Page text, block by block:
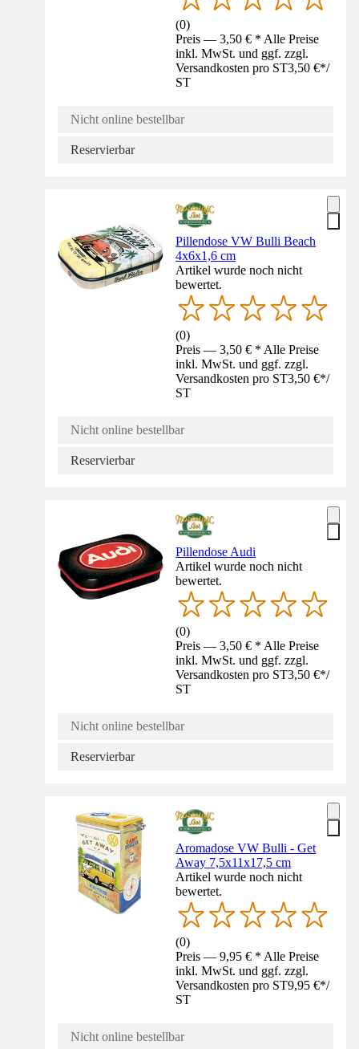
(0)
Preis — 3,50 € * Alle Preise
inkl. MwSt. und ggf. zzgl.
Versandkosten pro ST3,50 €*/
ST
Nicht online bestellbar
Reservierbar
Pillendose VW Bulli Beach
4x6x1,6 cm
Artikel wurde noch nicht
bewertet.
(0)
Preis — 3,50 € * Alle Preise
inkl. MwSt. und ggf. zzgl.
Versandkosten pro ST3,50 €*/
ST
Nicht online bestellbar
Reservierbar
Pillendose Audi
Artikel wurde noch nicht
bewertet.
(0)
Preis — 3,50 € * Alle Preise
inkl. MwSt. und ggf. zzgl.
Versandkosten pro ST3,50 €*/
ST
Nicht online bestellbar
Reservierbar
Aromadose VW Bulli - Get
Away 7,5x11x17,5 cm
Artikel wurde noch nicht
bewertet.
(0)
Preis — 9,95 € * Alle Preise
inkl. MwSt. und ggf. zzgl.
Versandkosten pro ST9,95 €*/
ST
Nicht online bestellbar